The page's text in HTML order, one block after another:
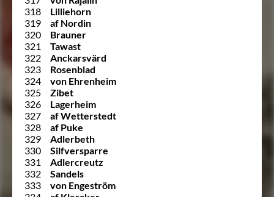
318
Lilliehorn
319
af Nordin
320
Brauner
321
Tawast
322
Anckarsvärd
323
Rosenblad
324
von Ehrenheim
325
Zibet
326
Lagerheim
327
af Wetterstedt
328
af Puke
329
Adlerbeth
330
Silfversparre
331
Adlercreutz
332
Sandels
333
von Engeström